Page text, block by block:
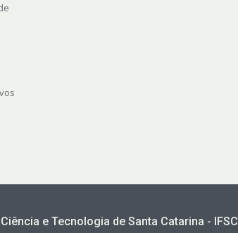
e Tecnologia de Santa Catarina - IFSC